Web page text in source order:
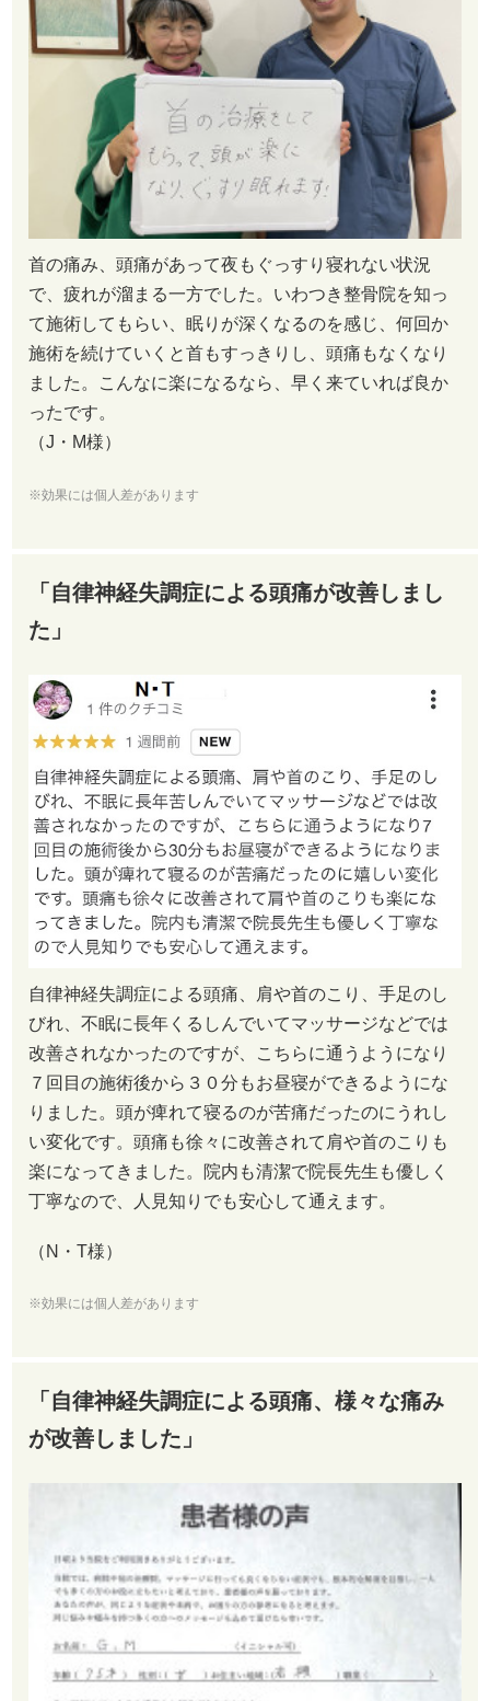
首の痛み、頭痛があって夜もぐっすり寝れない状況
で、疲れが溜まる一方でした。いわつき整骨院を知っ
て施術してもらい、眠りが深くなるのを感じ、何回か
施術を続けていくと首もすっきりし、頭痛もなくなり
ました。こんなに楽になるなら、早く来ていれば良か
ったです。
（J・M様）
※効果には個人差があります
「自律神経失調症による頭痛が改善しまし
た」
自律神経失調症による頭痛、肩や首のこり、手足のし
びれ、不眠に長年くるしんでいてマッサージなどでは
改善されなかったのですが、こちらに通うようになり
７回目の施術後から３０分もお昼寝ができるようにな
りました。頭が痺れて寝るのが苦痛だったのにうれし
い変化です。頭痛も徐々に改善されて肩や首のこりも
楽になってきました。院内も清潔で院長先生も優しく
丁寧なので、人見知りでも安心して通えます。
（N・T様）
※効果には個人差があります
「自律神経失調症による頭痛、様々な痛み
が改善しました」